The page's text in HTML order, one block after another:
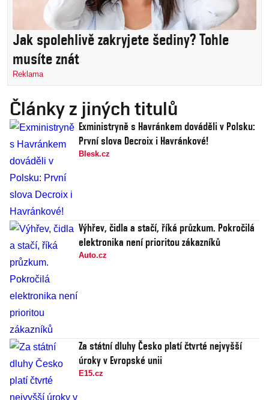
Jak spolehlivě zakryjete šediny? Tohle
musíte znát
Reklama
Články z jiných titulů
Exministryně s Havránkem dováděli v Polsku:
První slova Decroix i Havránkové!
Blesk.cz
Výhřev, čidla a stačí, říká průzkum. Pokročilá
elektronika není prioritou zákazníků
Auto.cz
Za státní dluhy Česko platí čtvrté nejvyšší
úroky v Evropské unii
E15.cz